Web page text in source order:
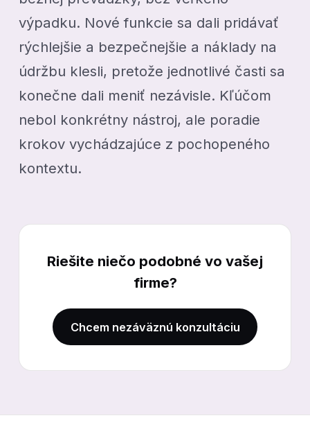
výpadku. Nové funkcie sa dali pridávať
rýchlejšie a bezpečnejšie a náklady na
údržbu klesli, pretože jednotlivé časti sa
konečne dali meniť nezávisle. Kľúčom
nebol konkrétny nástroj, ale poradie
krokov vychádzajúce z pochopeného
kontextu.
Riešite niečo podobné vo vašej
firme?
Chcem nezáväznú konzultáciu